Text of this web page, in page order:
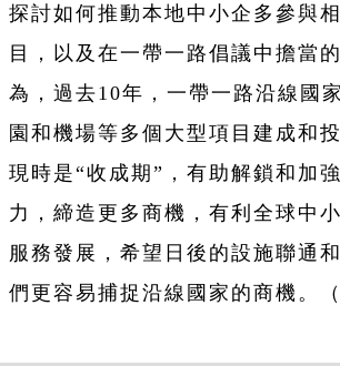
探討如何推動本地中小企多參與
目，以及在一帶一路倡議中擔當
為，過去10年，一帶一路沿線國
園和機場等多個大型項目建成和
現時是“收成期”，有助解鎖和加
力，締造更多商機，有利全球中
服務發展，希望日後的設施聯通
們更容易捕捉沿線國家的商機。（